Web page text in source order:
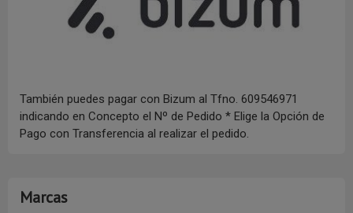
También puedes pagar con Bizum al Tfno. 609546971
indicando en Concepto el Nº de Pedido * Elige la Opción de
Pago con Transferencia al realizar el pedido.
Marcas